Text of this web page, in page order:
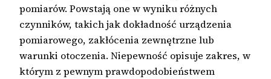
pomiarów. Powstają one w wyniku różnych
czynników, takich jak dokładność urządzenia
pomiarowego, zakłócenia zewnętrzne lub
warunki otoczenia. Niepewność opisuje zakres, w
którym z pewnym prawdopodobieństwem